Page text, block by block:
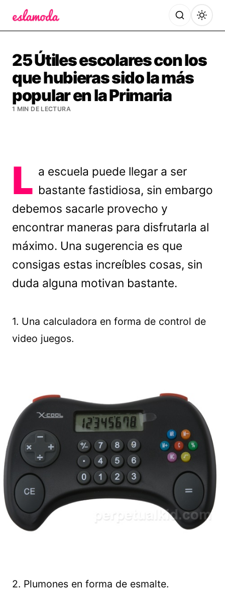
25 Útiles escolares con los
que hubieras sido la más
popular en la Primaria
1 MIN DE LECTURA
L a escuela puede llegar a ser
bastante fastidiosa, sin embargo
debemos sacarle provecho y
encontrar maneras para disfrutarla al
máximo. Una sugerencia es que
consigas estas increíbles cosas, sin
duda alguna motivan bastante.
1. Una calculadora en forma de control de
video juegos.
2. Plumones en forma de esmalte.